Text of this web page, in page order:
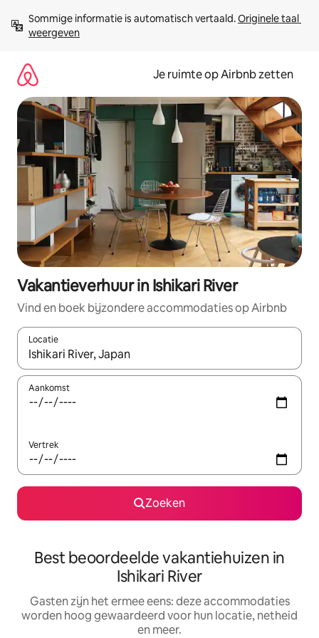
direct
naar
Sommige informatie is automatisch vertaald. Originele taal
weergeven
Je ruimte op Airbnb zetten
Vakantieverhuur in Ishikari River
Vind en boek bijzondere accommodaties op Airbnb
Locatie
Wanneer er suggesties beschikbaar zijn, maak je een keuze
Aankomst
Vertrek
Zoeken
Best beoordeelde vakantiehuizen in
Ishikari River
Gasten zijn het ermee eens: deze accommodaties
worden hoog gewaardeerd voor hun locatie, netheid
en meer.